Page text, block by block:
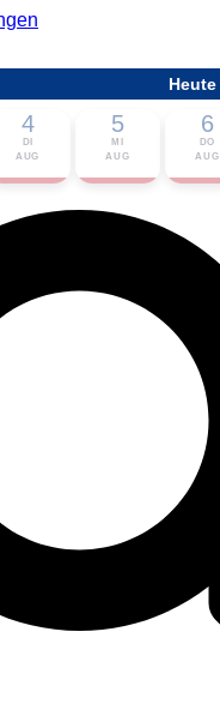
🎟 Karten bestellen
Heute
4
DI
AUG
5
MI
AUG
6
DO
AUG